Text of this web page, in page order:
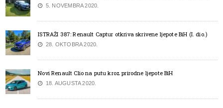
5. NOVEMBRA 2020.
ISTRAŽI 387: Renault Captur otkriva skrivene ljepote BiH (I. dio.)
28. OKTOBRA 2020.
Novi Renault Clio na putu kroz prirodne ljepote BiH
18. AUGUSTA 2020.